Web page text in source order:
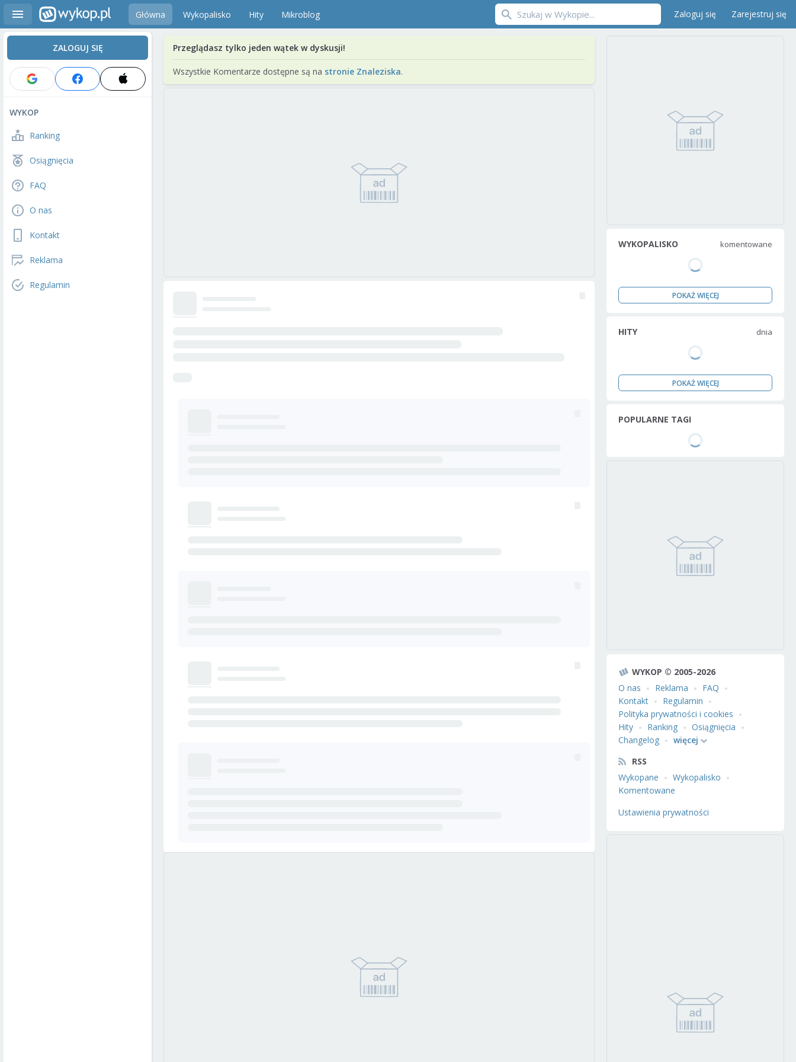
Główna Wykopalisko Hity Mikroblog Zaloguj się Zarejestruj się
ZALOGUJ SIĘ
WYKOP
Ranking
Osiągnięcia
FAQ
O nas
Kontakt
Reklama
Regulamin
Przeglądasz tylko jeden wątek w dyskusji!
Wszystkie Komentarze dostępne są na stronie Znaleziska.
WYKOPALISKO komentowane
POKAŻ WIĘCEJ
HITY dnia
POKAŻ WIĘCEJ
POPULARNE TAGI
WYKOP © 2005-2026
O nas
Reklama
FAQ
Kontakt
Regulamin
Polityka prywatności i cookies
Hity
Ranking
Osiągnięcia
Changelog
więcej
RSS
Wykopane
Wykopalisko
Komentowane
Ustawienia prywatności